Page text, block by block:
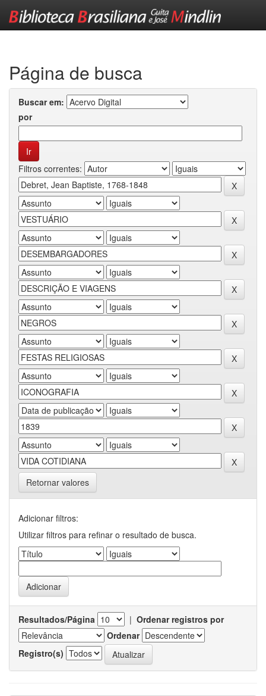
Página de busca
Buscar em:
por
Filtros correntes:
Retornar valores
Adicionar filtros:
Utilizar filtros para refinar o resultado de busca.
Resultados/Página | Ordenar registros por
Ordenar
Registro(s)